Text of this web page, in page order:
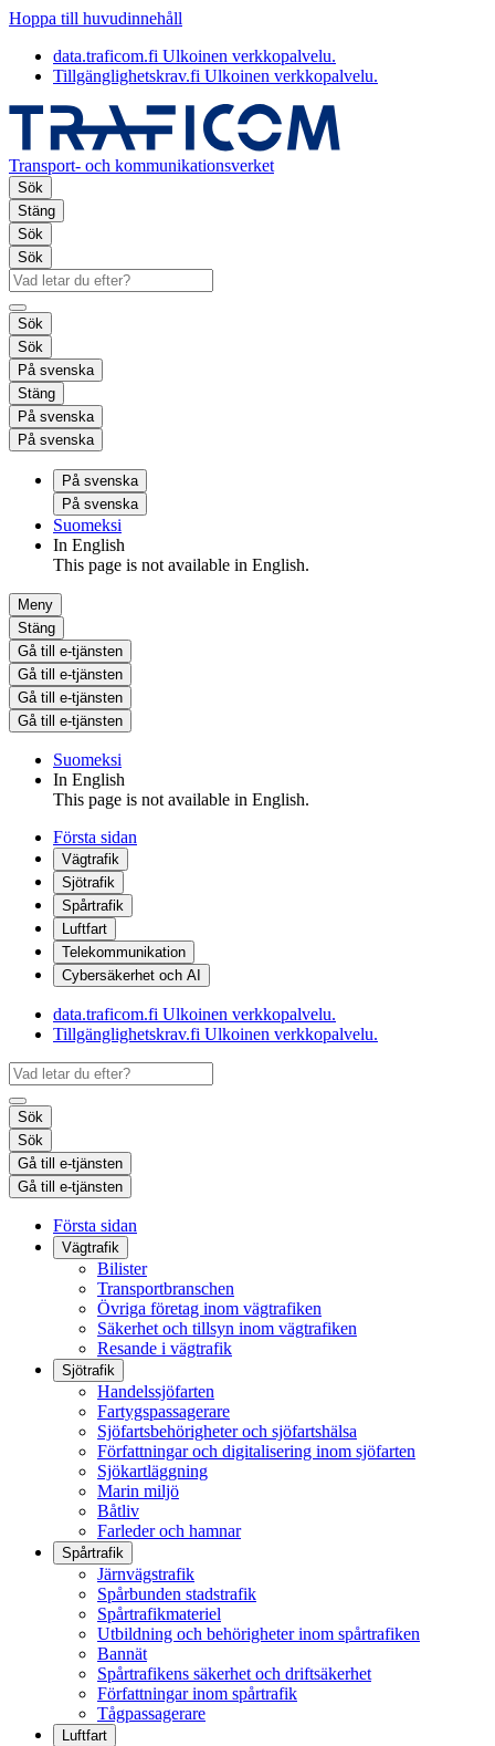
Hoppa till huvudinnehåll
data.traficom.fi Ulkoinen verkkopalvelu.
Tillgänglighetskrav.fi Ulkoinen verkkopalvelu.
Transport- och kommunikationsverket
Sök
Stäng
Sök
Sök
Sök
Sök
På svenska
Stäng
På svenska
På svenska
På svenska
På svenska
Suomeksi
In English
This page is not available in English.
Meny
Stäng
Gå till e-tjänsten
Gå till e-tjänsten
Gå till e-tjänsten
Gå till e-tjänsten
Suomeksi
In English
This page is not available in English.
Första sidan
Vägtrafik
Sjötrafik
Spårtrafik
Luftfart
Telekommunikation
Cybersäkerhet och AI
data.traficom.fi Ulkoinen verkkopalvelu.
Tillgänglighetskrav.fi Ulkoinen verkkopalvelu.
Sök
Sök
Gå till e-tjänsten
Gå till e-tjänsten
Första sidan
Vägtrafik
Bilister
Transportbranschen
Övriga företag inom vägtrafiken
Säkerhet och tillsyn inom vägtrafiken
Resande i vägtrafik
Sjötrafik
Handelssjöfarten
Fartygspassagerare
Sjöfartsbehörigheter och sjöfartshälsa
Författningar och digitalisering inom sjöfarten
Sjökartläggning
Marin miljö
Båtliv
Farleder och hamnar
Spårtrafik
Järnvägstrafik
Spårbunden stadstrafik
Spårtrafikmateriel
Utbildning och behörigheter inom spårtrafiken
Bannät
Spårtrafikens säkerhet och driftsäkerhet
Författningar inom spårtrafik
Tågpassagerare
Luftfart